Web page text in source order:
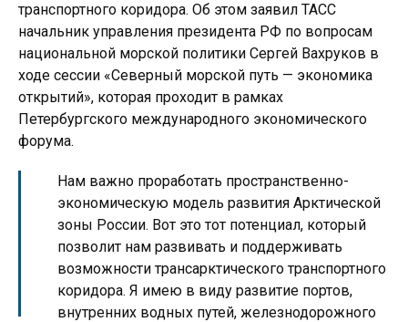
транспортного коридора. Об этом заявил ТАСС
начальник управления президента РФ по вопросам
национальной морской политики Сергей Вахруков в
ходе сессии «Северный морской путь — экономика
открытий», которая проходит в рамках
Петербургского международного экономического
форума.
Нам важно проработать пространственно-
экономическую модель развития Арктической
зоны России. Вот это тот потенциал, который
позволит нам развивать и поддерживать
возможности трансарктического транспортного
коридора. Я имею в виду развитие портов,
внутренних водных путей, железнодорожного